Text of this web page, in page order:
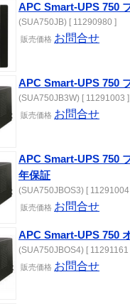
APC Smart-UPS 750
(SUA750JB) [ 11290980 ]
販売価格 お問合せ
APC Smart-UPS 750
(SUA750JB3W) [ 11291003 ]
販売価格 お問合せ
APC Smart-UPS 750
年保証
(SUA750JBOS3) [
販売価格 お問合せ
APC Smart-UPS 750
(SUA750JBOS4) [ 11291161
販売価格 お問合せ